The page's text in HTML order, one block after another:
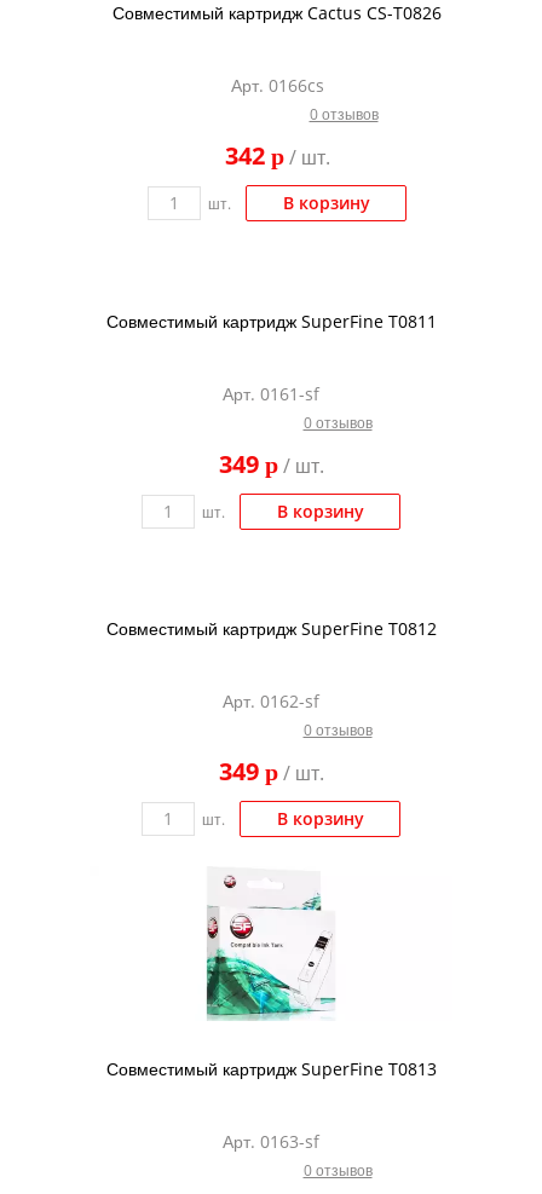
Совместимый картридж Cactus CS-T0826
Арт. 0166cs
0 отзывов
342 p/ шт.
шт. В корзину
Совместимый картридж SuperFine T0811
Арт. 0161-sf
0 отзывов
349 p/ шт.
шт. В корзину
Совместимый картридж SuperFine T0812
Арт. 0162-sf
0 отзывов
349 p/ шт.
шт. В корзину
Совместимый картридж SuperFine T0813
Арт. 0163-sf
0 отзывов